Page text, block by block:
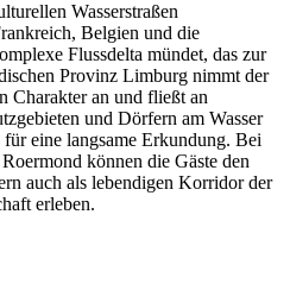
Wasserstraßen
Belgien und die
Flussdelta mündet, das zur
Provinz Limburg nimmt der
Charakter an und fließt an
und Dörfern am Wasser
eine langsame Erkundung. Bei
können die Gäste den
auch als lebendigen Korridor der
erleben.